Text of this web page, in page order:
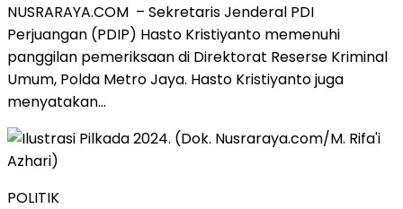
NUSRARAYA.COM – Sekretaris Jenderal PDI
Perjuangan (PDIP) Hasto Kristiyanto memenuhi
panggilan pemeriksaan di Direktorat Reserse Kriminal
Umum, Polda Metro Jaya. Hasto Kristiyanto juga
menyatakan…
POLITIK